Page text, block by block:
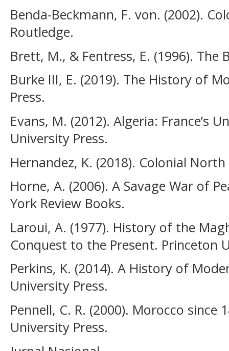
Benda-Beckmann, F. von. (2002).
Routledge.
Brett, M., & Fentress, E. (1996). The
Burke III, E. (2019). The History of
Press.
Evans, M. (2012). Algeria: France’s
University Press.
Hernandez, K. (2018). Colonial
Horne, A. (2006). A Savage War of
York Review Books.
Laroui, A. (1977). History of the
Conquest to the Present. Princeton
Perkins, K. (2014). A History of
University Press.
Pennell, C. R. (2000). Morocco since
University Press.